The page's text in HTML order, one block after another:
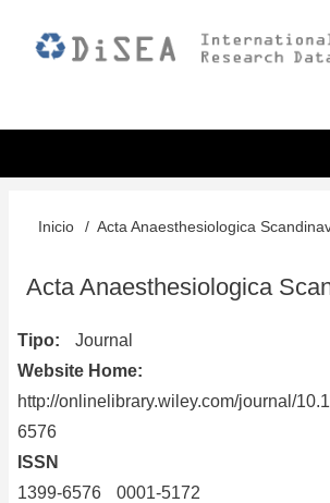
Sobrescribir
enlaces
ayuda
a
la
navegación
Inicio Acta Anaesthesiologica
Acta Anaesthesiologica
Tipo
Journal
Website Home
http://onlinelibrary.wiley.com/journal/
6576
ISSN
1399-6576
0001-5172